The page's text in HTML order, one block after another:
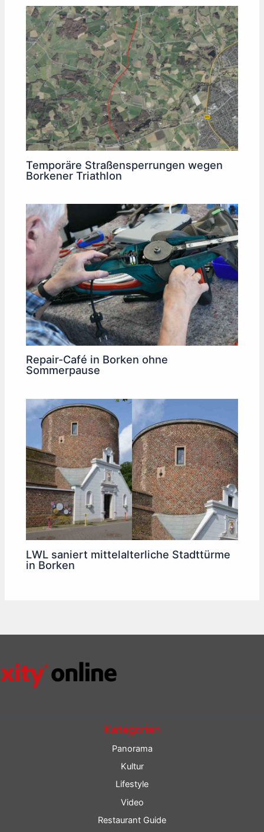
Temporäre Straßensperrungen wegen
Borkener Triathlon
Repair-Café in Borken ohne
Sommerpause
LWL saniert mittelalterliche Stadttürme
in Borken
Kategorien
Panorama
Kultur
Lifestyle
Video
Restaurant Guide